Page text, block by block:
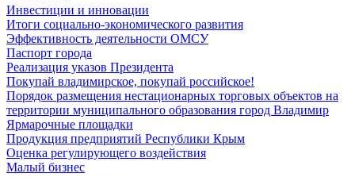
Инвестиции и инновации
Итоги социально-экономического развития
Эффективность деятельности ОМСУ
Паспорт города
Реализация указов Президента
Покупай владимирское, покупай российское!
Порядок размещения нестационарных торговых объектов на
территории муниципального образования город Владимир
Ярмарочные площадки
Продукция предприятий Республики Крым
Оценка регулирующего воздействия
Малый бизнес